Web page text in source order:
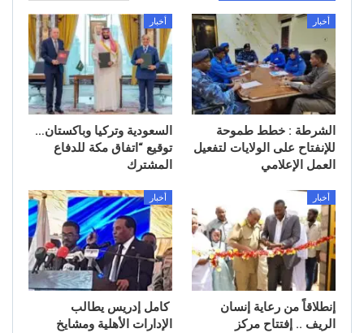
أخبار
الشرطة : خطط طموحة
للإنفتاح على الولايات لتفعيل
العمل الإعلامي
أخبار
السعودية وتركيا وباكستان…
توقيع “اتفاق مكة للدفاع
المشترك
أخبار
إنطلاقاً من رعاية إنسان
الريف .. إفتتاح مركز
أخبار
كامل إدريس يطالب
الإدارات الأهلية ومشايخ